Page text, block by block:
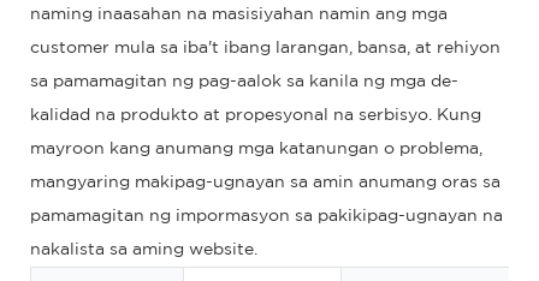
naming inaasahan na masisiyahan namin ang mga
customer mula sa iba't ibang larangan, bansa, at rehiyon
sa pamamagitan ng pag-aalok sa kanila ng mga de-
kalidad na produkto at propesyonal na serbisyo. Kung
mayroon kang anumang mga katanungan o problema,
mangyaring makipag-ugnayan sa amin anumang oras sa
pamamagitan ng impormasyon sa pakikipag-ugnayan na
nakalista sa aming website.